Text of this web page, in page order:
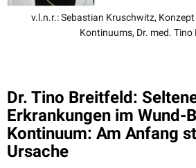
v.l.n.r.: Sebastian Kruschwitz,
Kontinuums, Dr. med. Tino
Dr. Tino Breitfeld:
Erkrankungen im Wund-
Kontinuum: Am Anfang
Ursache